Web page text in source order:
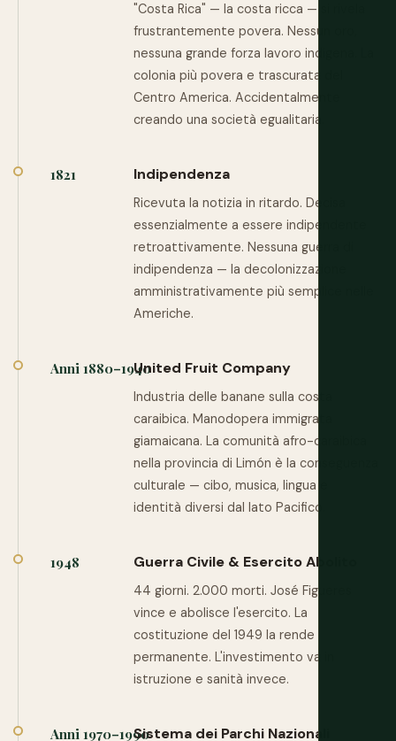
"Costa Rica" — la costa ricca — si rivela
frustrantemente povera. Nessun oro,
nessuna grande forza lavoro indigena. La
colonia più povera e trascurata del
Centro America. Accidentalmente
creando una società egualitaria.
1821 Indipendenza
Ricevuta la notizia in ritardo. Decisa
essenzialmente a essere indipendente
retroattivamente. Nessuna guerra di
indipendenza — la decolonizzazione
amministrativamente più semplice nelle
Americhe.
Anni 1880–1940United Fruit Company
Industria delle banane sulla costa
caraibica. Manodopera immigrata
giamaicana. La comunità afro-caraibica
nella provincia di Limón è la conseguenza
culturale — cibo, musica, lingua e
identità diversi dal lato Pacifico.
1948 Guerra Civile & Esercito Abolito
44 giorni. 2.000 morti. José Figueres
vince e abolisce l'esercito. La
costituzione del 1949 la rende
permanente. L'investimento va in
istruzione e sanità invece.
Anni 1970–1990Sistema dei Parchi Nazionali